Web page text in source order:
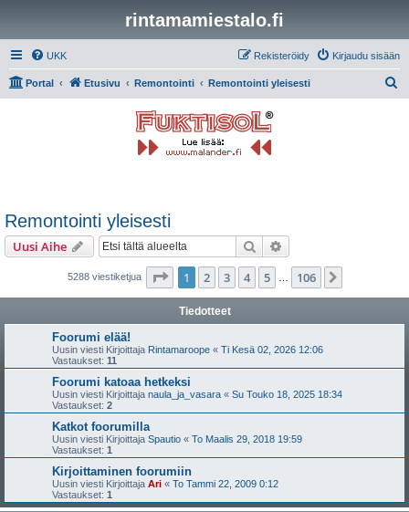
rintamamiestalo.fi
UKK Kirjaudu sisään
Rekisteröidy
Portal Etusivu Remontointi Remontointi yleisesti
Remontointi yleisesti
Uusi Aihe Etsi
5288 viestiketjua Sivu /106
1 2 3 4 5 106
Tiedotteet
Foorumi elää!
Uusin viesti Kirjoittaja Rintamaroope « Ti Kesä 02, 2026 12:06
Vastaukset: 11
Foorumi katoaa hetkeksi
Uusin viesti Kirjoittaja naula_ja_vasara « Su Touko 18, 2025 18:34
Vastaukset: 2
Katkot foorumilla
Uusin viesti Kirjoittaja Spautio « To Maalis 29, 2018 19:59
Vastaukset: 1
Kirjoittaminen foorumiin
Uusin viesti Kirjoittaja Ari « To Tammi 22, 2009 0:12
Vastaukset: 1